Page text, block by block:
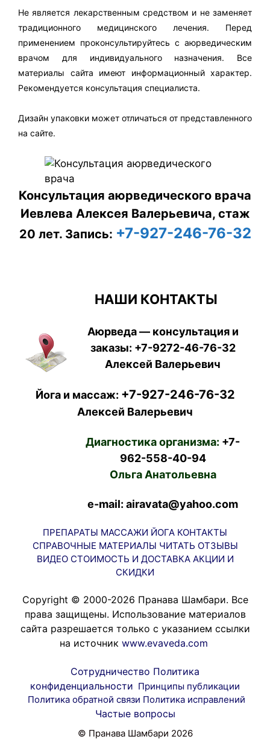
Не является лекарственным средством и не заменяет
традиционного медицинского лечения. Перед
применением проконсультируйтесь с аюрведическим
врачом для индивидуального назначения. Все
материалы сайта имеют информационный характер.
Рекомендуется консультация специалиста.
Дизайн упаковки может отличаться от представленного
на сайте.
Консультация аюрведического врача
Иевлева Алексея Валерьевича, стаж
20 лет. Запись: +7-927-246-76-32
НАШИ КОНТАКТЫ
Аюрведа — консультация и
заказы: +7-9272-46-76-32
Алексей Валерьевич
Йога и массаж: +7-927-246-76-32
Алексей Валерьевич
Диагностика организма: +7-
962-558-40-94
Ольга Анатольевна
e-mail: airavata@yahoo.com
ПРЕПАРАТЫ МАССАЖИ ЙОГА КОНТАКТЫ
СПРАВОЧНЫЕ МАТЕРИАЛЫ ЧИТАТЬ ОТЗЫВЫ
ВИДЕО СТОИМОСТЬ И ДОСТАВКА АКЦИИ И
СКИДКИ
Copyright © 2000-2026 Пранава Шамбари. Все
права защищены. Использование материалов
сайта разрешается только с указанием ссылки
на источник www.evaveda.com
Сотрудничество Политика
конфиденциальности Принципы публикации
Политика обратной связи Политика исправлений
Частые вопросы
© Пранава Шамбари 2026